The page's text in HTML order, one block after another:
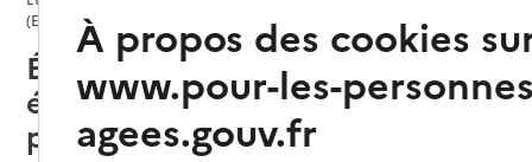
(EHPAD)
Épehy (80740) : liste des
établissements d'hébergement
pour personnes âgées
À propos des cookies
www.pour-les-
agees.gouv.fr